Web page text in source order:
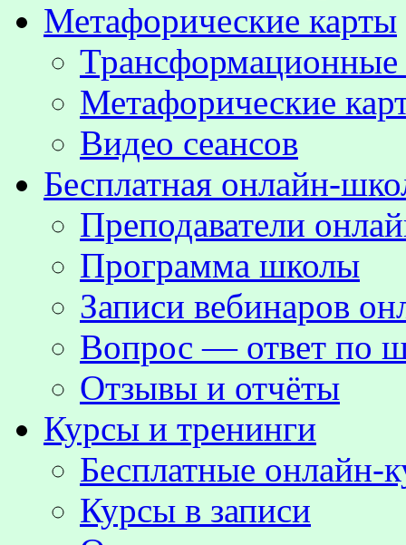
Метафорические карты
Метафорические
Видео сеансов
Бесплатная онлайн-
Преподаватели
Программа школы
Записи вебинаров
Вопрос — ответ по
Отзывы и отчёты
Курсы и тренинги
Бесплатные онлайн-
Курсы в записи